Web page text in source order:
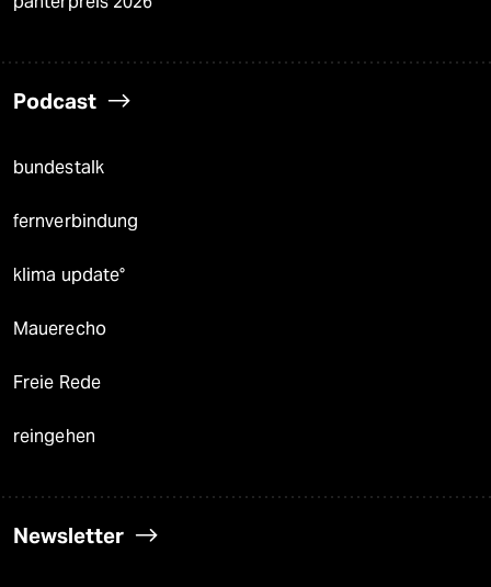
Podcast
bundestalk
fernverbindung
klima update°
Mauerecho
Freie Rede
reingehen
Newsletter